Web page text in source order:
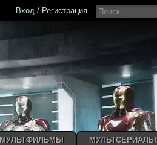
Вход / Регистрация
МУЛЬТФИЛЬМЫ МУЛЬТСЕРИАЛЫ